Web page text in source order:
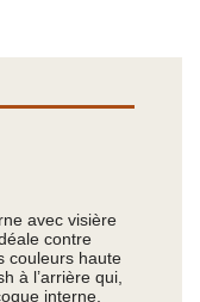
avec visière
contre
couleurs haute
à l’arrière qui,
interne,